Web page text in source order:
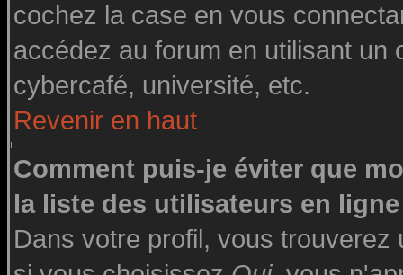
cochez la case en vous
accédez au forum en utilisant un
cybercafé, université, etc.
Revenir en haut
Comment puis-je éviter que
la liste des utilisateurs en
Dans votre profil, vous trouverez